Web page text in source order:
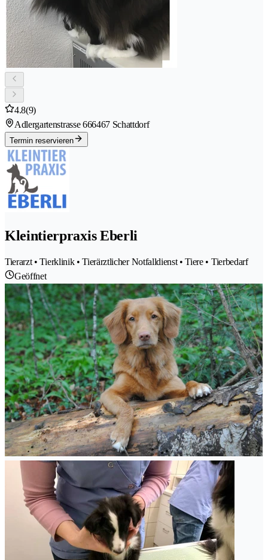
4.8(9)
Adlergartenstrasse 666467 Schattdorf
Termin reservieren
Kleintierpraxis Eberli
Tierarzt • Tierklinik • Tierärztlicher Notfalldienst • Tiere • Tierbedarf
Geöffnet